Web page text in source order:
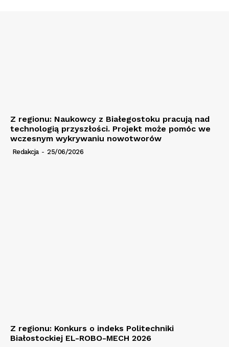
Z regionu: Naukowcy z Białegostoku pracują nad
technologią przyszłości. Projekt może pomóc we
wczesnym wykrywaniu nowotworów
Redakcja - 25/06/2026
Z regionu: Konkurs o indeks Politechniki
Białostockiej EL-ROBO-MECH 2026